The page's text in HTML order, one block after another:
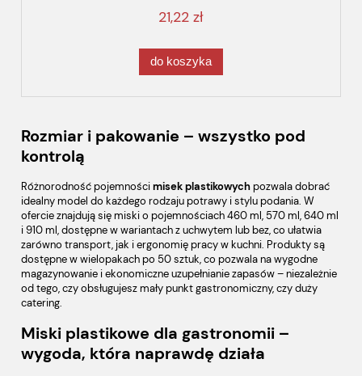
21,22 zł
do koszyka
Rozmiar i pakowanie – wszystko pod
kontrolą
Różnorodność pojemnościmisek plastikowychpozwala dobrać
idealny model do każdego rodzaju potrawy i stylu podania. W
ofercie znajdują się miski o pojemnościach 460 ml, 570 ml, 640 ml
i 910 ml, dostępne w wariantach z uchwytem lub bez, co ułatwia
zarówno transport, jak i ergonomię pracy w kuchni. Produkty są
dostępne w wielopakach po 50 sztuk, co pozwala na wygodne
magazynowanie i ekonomiczne uzupełnianie zapasów – niezależnie
od tego, czy obsługujesz mały punkt gastronomiczny, czy duży
catering.
Miski plastikowe dla gastronomii –
wygoda, która naprawdę działa